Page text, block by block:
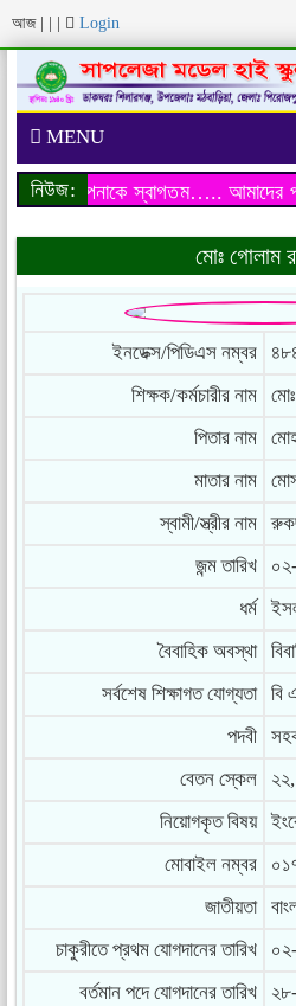
আজ Login
MENU
নিউজ: আমাদের
সাইটে আপনাকে স্বাগতম…..
মোঃ গোলাম
ইনডেক্স/পিডিএস নম্বর
শিক্ষক/কর্মচারীর নাম
পিতার নাম
মাতার নাম
স্বামী/স্ত্রীর নাম
জন্ম তারিখ
ধর্ম
বৈবাহিক অবস্থা
সর্বশেষ শিক্ষাগত যোগ্যতা
বি
পদবী
বেতন স্কেল
নিয়োগকৃত বিষয়
মোবাইল নম্বর
জাতীয়তা
চাকুরীতে প্রথম যোগদানের তারিখ
বর্তমান পদে যোগদানের তারিখ